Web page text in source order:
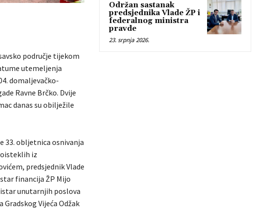
područje tijekom
utemeljenja
domaljevačko-
Ravne Brčko. Dvije
danas su obilježile
33. obljetnica osnivanja
iz
predsjednik Vlade
financija ŽP Mijo
unutarnjih poslova
Vijeća Odžak
Održan sastanak
predsjednika Vlade ŽP i
federalnog ministra
pravde
23. srpnja 2026.